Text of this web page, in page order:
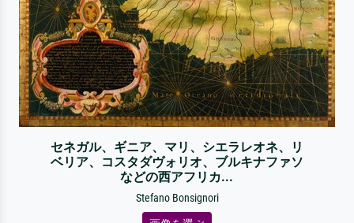
セネガル、ギニア、マリ、シエラレオネ、リ
ベリア、コスタダヴォリオ、ブルキナファソ
などの西アフリカ...
Stefano Bonsignori